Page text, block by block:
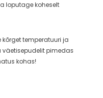
loputage koheselt
temperatuuri ja
väetisepudelit pimedas
kohas!